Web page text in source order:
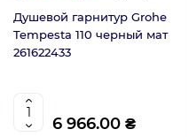
Душевой гарнитур Grohe
Tempesta 110 черный мат
261622433
6 966.00 ₴